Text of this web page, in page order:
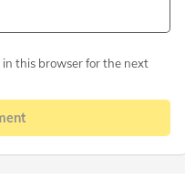
this browser for the next